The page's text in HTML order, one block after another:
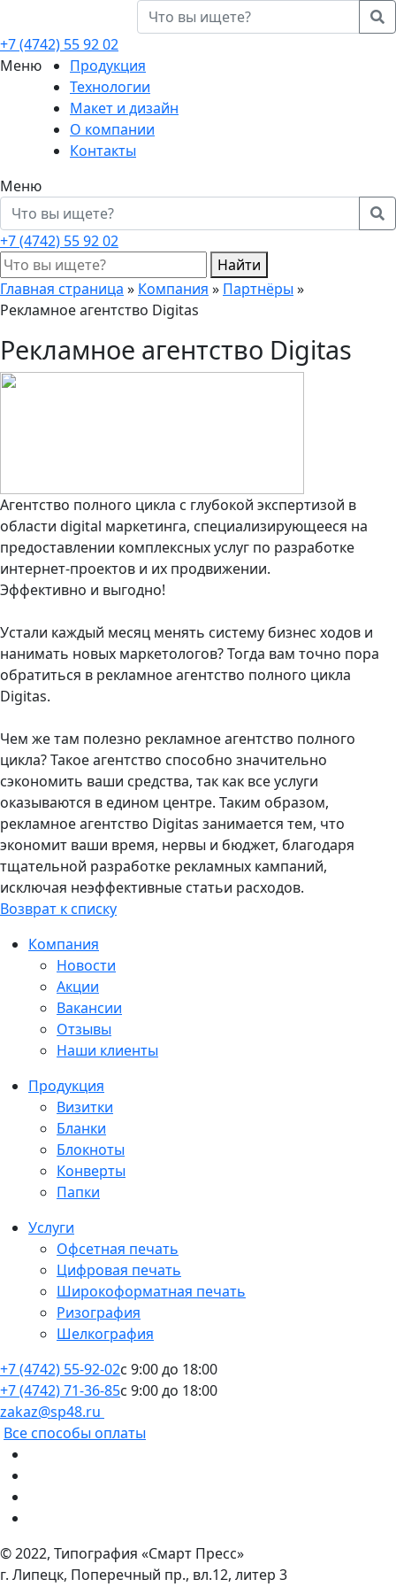
+7 (4742) 55 92 02
Меню
Продукция
Технологии
Макет и дизайн
О компании
Контакты
Меню
+7 (4742) 55 92 02
Найти
Главная страница » Компания » Партнёры »
Рекламное агентство Digitas
Рекламное агентство Digitas
Агентство полного цикла с глубокой экспертизой в
области digital маркетинга, специализирующееся на
предоставлении комплексных услуг по разработке
интернет-проектов и их продвижении.
Эффективно и выгодно!
Устали каждый месяц менять систему бизнес ходов и
нанимать новых маркетологов? Тогда вам точно пора
обратиться в рекламное агентство полного цикла
Digitas.
Чем же там полезно рекламное агентство полного
цикла? Такое агентство способно значительно
сэкономить ваши средства, так как все услуги
оказываются в едином центре. Таким образом,
рекламное агентство Digitas занимается тем, что
экономит ваши время, нервы и бюджет, благодаря
тщательной разработке рекламных кампаний,
исключая неэффективные статьи расходов.
Возврат к списку
Компания
Новости
Акции
Вакансии
Отзывы
Наши клиенты
Продукция
Визитки
Бланки
Блокноты
Конверты
Папки
Услуги
Офсетная печать
Цифровая печать
Широкоформатная печать
Ризография
Шелкография
+7 (4742) 55-92-02c 9:00 до 18:00
+7 (4742) 71-36-85c 9:00 до 18:00
zakaz@sp48.ru
Все способы оплаты
© 2022, Типография «Смарт Пресс»
г. Липецк, Поперечный пр., вл.12, литер 3